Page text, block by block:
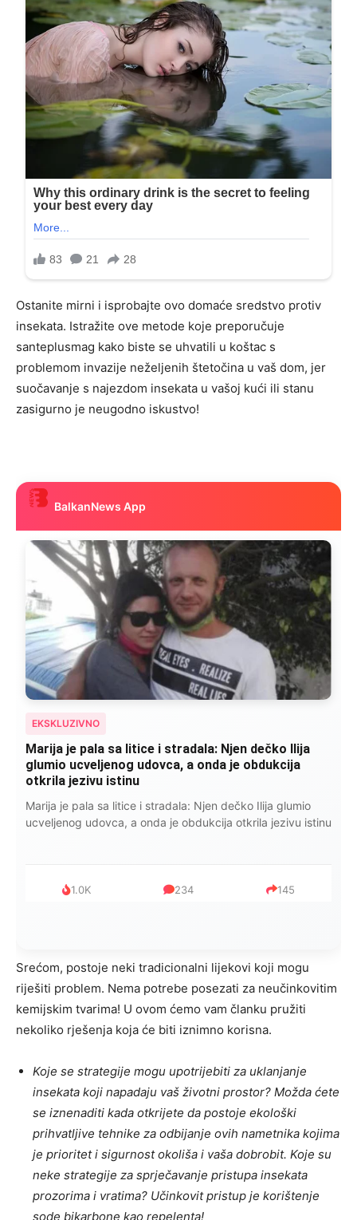
Ostanite mirni i isprobajte ovo domaće sredstvo protiv
insekata. Istražite ove metode koje preporučuje
santeplusmag kako biste se uhvatili u koštac s
problemom invazije neželjenih štetočina u vaš dom, jer
suočavanje s najezdom insekata u vašoj kući ili stanu
zasigurno je neugodno iskustvo!
BalkanNews App
EKSKLUZIVNO
Kad se Marin suprug razbolio ona ga kupala,
pelene mu mijenjala: Jedno jutro je poslao po
čokoladu..
Kad se Marin suprug razbolio ona ga kupala, pelene mu
mijenjala: Jedno jutro je poslao po čokoladu..
999 321 234
Srećom, postoje neki tradicionalni lijekovi koji mogu
riješiti problem. Nema potrebe posezati za neučinkovitim
kemijskim tvarima! U ovom ćemo vam članku pružiti
nekoliko rješenja koja će biti iznimno korisna.
Koje se strategije mogu upotrijebiti za uklanjanje
insekata koji napadaju vaš životni prostor? Možda ćete
se iznenaditi kada otkrijete da postoje ekološki
prihvatljive tehnike za odbijanje ovih nametnika kojima
je prioritet i sigurnost okoliša i vaša dobrobit. Koje su
neke strategije za sprječavanje pristupa insekata
prozorima i vratima? Učinkovit pristup je korištenje
sode bikarbone kao repelenta!